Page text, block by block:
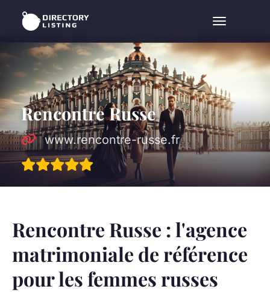
Menu
Rencontre Russe
www.rencontre-russe.fr
Rencontre Russe : l'agence
matrimoniale de référence
pour les femmes russes